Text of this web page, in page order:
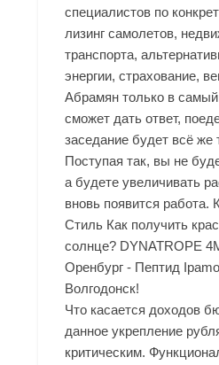
специалистов по
лизинг самолетов,
транспорта,
энергии, страхование,
Абрамян только в
сможет дать ответ,
заседание будет всё же
Поступая так, вы не
а будете увеличивать
вновь появится работа.
Стиль Как получить
солнце? DYNATROPE
Оренбург - Пептид
Волгодонск!
Что касается доходов
данное укрепление
критическим.